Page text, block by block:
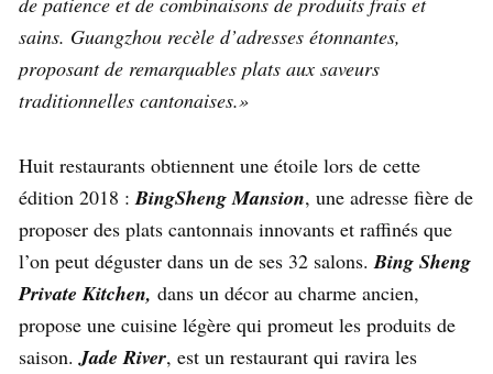
sains. Guangzhou recèle d’adresses étonnantes,
proposant de remarquables plats aux saveurs
traditionnelles cantonaises.»
Huit restaurants obtiennent une étoile lors de cette
édition 2018 : BingSheng Mansion, une adresse fière de
proposer des plats cantonnais innovants et raffinés que
l’on peut déguster dans un de ses 32 salons. Bing Sheng
Private Kitchen, dans un décor au charme ancien,
propose une cuisine légère qui promeut les produits de
saison. Jade River, est un restaurant qui ravira les